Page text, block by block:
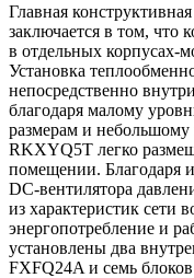
Главная
заключается в том, что
в отдельных корпусах-
Установка
непосредственно
благодаря малому
размерам и
RKXYQ5T легко
помещении. Благодаря
DC-вентилятора
из характеристик сети
энергопотребление и
установлены два
FXFQ24A и семь